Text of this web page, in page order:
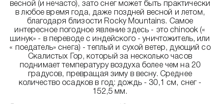
весной (и нечасто), зато снег может быть практически
в любое время года, даже поздней весной и летом,
благодаря близости Rocky Mountains. Самое
интересное погодное явление здесь - это chinook («
шинук» - в переводе с индейского - уничтожитель, или
« поедатель» снега) - теплый и сухой ветер, дующий со
Скалистых Гор, который за несколько часов
поднимает температуру воздуха более чем на 20
градусов, превращая зиму в весну. Среднее
количество осадков в год: дождь - 30,1 см, снег -
152,5 мм.